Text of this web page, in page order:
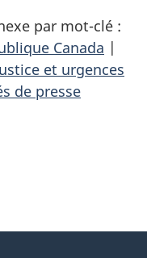
par mot-clé :
Canada |
et urgences
de presse